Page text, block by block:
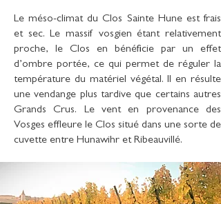
Le méso-climat du Clos Sainte Hune est frais
et sec. Le massif vosgien étant relativement
proche, le Clos en bénéficie par un effet
d’ombre portée, ce qui permet de réguler la
température du matériel végétal. Il en résulte
une vendange plus tardive que certains autres
Grands Crus. Le vent en provenance des
Vosges effleure le Clos situé dans une sorte de
cuvette entre Hunawihr et Ribeauvillé.